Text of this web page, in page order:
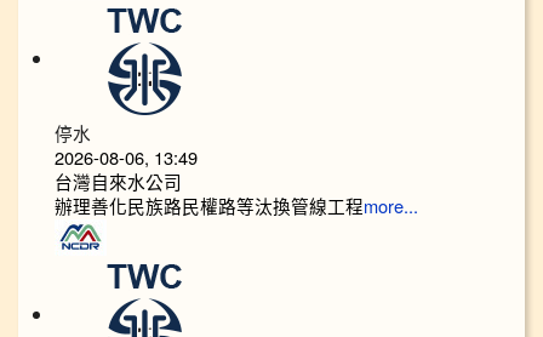
停水
2026-08-06, 13:49
台灣自來水公司
辦理善化民族路民權路等汰換管線工程more...